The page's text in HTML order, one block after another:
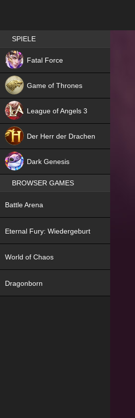
Best RPG games in Germany
SPIELE
Fatal Force
Game of Thrones
League of Angels 3
Der Herr der Drachen
Dark Genesis
BROWSER GAMES
Battle Arena
Eternal Fury: Wiedergeburt
World of Chaos
Dragonborn